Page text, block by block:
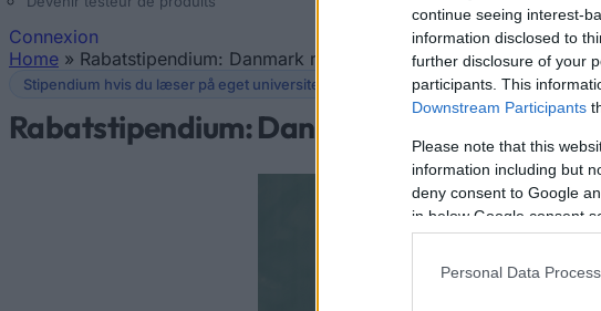
continue seeing interest-
information disclosed to
further disclosure of your
participants. This
Downstream Participants
Please note that this
information including but
deny consent to Google
in below Google consent
Personal Data
Connexion
Vous êtes ici
Home » Rabatstipendium: Danmark mest sparsommelige student
Stipendium hvis du læser på eget universitet
Rabatstipendium: Danmark mest